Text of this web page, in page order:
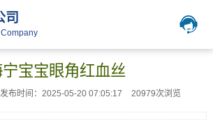
司
宁宝宝眼角红血丝
发布时间：2025-05-20 07:05:17 20979次浏览